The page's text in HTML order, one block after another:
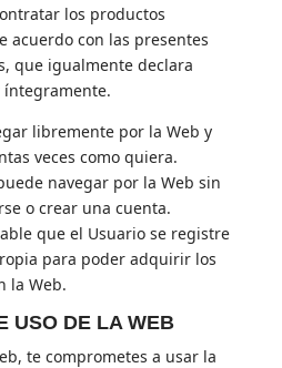
los productos
acuerdo con las presentes
que igualmente declara
libremente por la Web y
veces como quiera.
navegar por la Web sin
o crear una cuenta.
que el Usuario se registre
para poder adquirir los
la Web.
USO DE LA WEB
te comprometes a usar la